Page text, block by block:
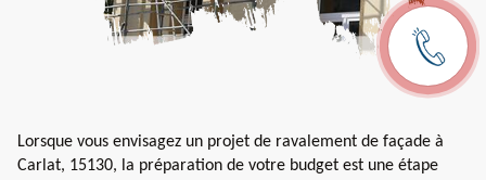
Lorsque vous envisagez un projet de ravalement de façade à
Carlat, 15130, la préparation de votre budget est une étape